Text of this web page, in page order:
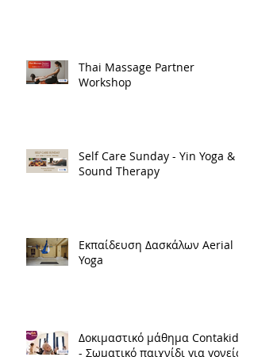
Thai Μassage Partner
Workshop
Self Care Sunday - Yin Yoga &
Sound Therapy
Εκπαίδευση Δασκάλων Aerial
Yoga
Δοκιμαστικό μάθημα Contakids
- Σωματικό παιχνίδι για γονείς